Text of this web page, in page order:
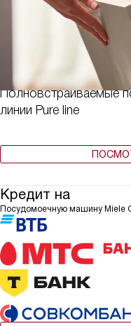
Полновстраиваемые
линии Pure line
Кредит на
Посудомоечную машину Miele